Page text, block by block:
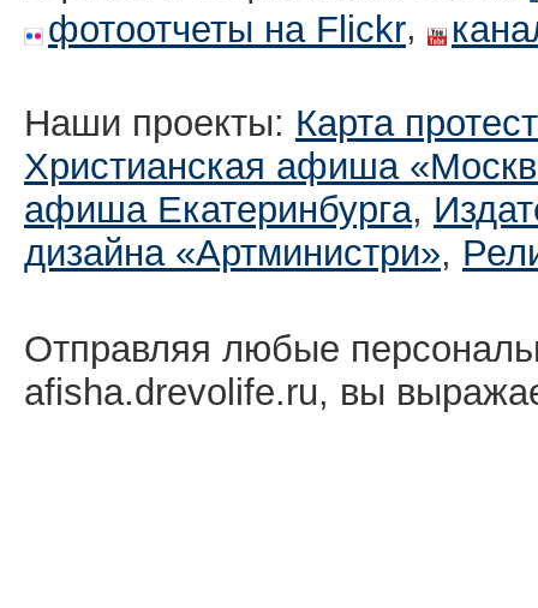
фотоотчеты на Flickr,
Наши проекты: Карта
Христианская афиша
афиша Екатеринбургa,
дизайна «Артминистри»,
Отправляя любые
afisha.drevolife.ru, вы